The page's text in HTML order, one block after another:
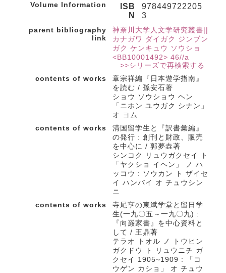
Volume Information
ISB
N
978449722205
3
parent bibliography
link
神奈川大学人文学研究叢書||
カナガワ ダイガク ジンブン
ガク ケンキュウ ソウショ
<BB10001492> 46//a
>>シリーズで再検索する
contents of works
章宗祥編『日本遊学指南』
を読む / 孫安石著
ショウ ソウショウ ヘン
「ニホン ユウガク シナン」
オ ヨム
contents of works
清国留学生と『訳書彙編』
の発行 : 創刊と財政、販売
を中心に / 郭夢垚著
シンコク リュウガクセイ ト
「ヤクショ イヘン」 ノ ハ
ッコウ : ソウカン ト ザイセ
イ ハンバイ オ チュウシン
ニ
contents of works
寺尾亨の東斌学堂と留日学
生(一九〇五～一九〇九) :
『向巌家書』を中心資料と
して / 王鼎著
テラオ トオル ノ トウヒン
ガクドウ ト リュウニチ ガ
クセイ 1905~1909 : 「コ
ウゲン カショ」 オ チュウ